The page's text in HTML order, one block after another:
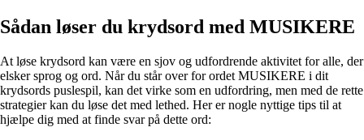
Sådan løser du krydsord med MUSIKERE
At løse krydsord kan være en sjov og udfordrende aktivitet for alle, der
elsker sprog og ord. Når du står over for ordet MUSIKERE i dit
krydsords puslespil, kan det virke som en udfordring, men med de rette
strategier kan du løse det med lethed. Her er nogle nyttige tips til at
hjælpe dig med at finde svar på dette ord: